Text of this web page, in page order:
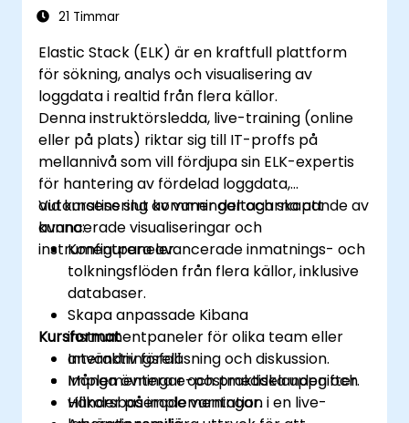
21 Timmar
Elastic Stack (ELK) är en kraftfull plattform
för sökning, analys och visualisering av
loggdata i realtid från flera källor.
Denna instruktörsledda, live-training (online
eller på plats) riktar sig till IT-proffs på
mellannivå som vill fördjupa sin ELK-expertis
för hantering av fördelad loggdata,
automatisering av varningar och skapande av
avancerade visualiseringar och
instrumentpaneler.
Vid kursens slut kommer deltagarna att
kunna:
Konfigurera avancerade inmatnings- och
tolkningsflöden från flera källor, inklusive
databaser.
Skapa anpassade Kibana
instrumentpaneler för olika team eller
användningsfall.
Implementera e-postmeddelanden och
villkorsbaserade varningar.
Kursformat
Interaktiv föreläsning och diskussion.
Många övningar och praktiska uppgifter.
Händer på implementation i en live-